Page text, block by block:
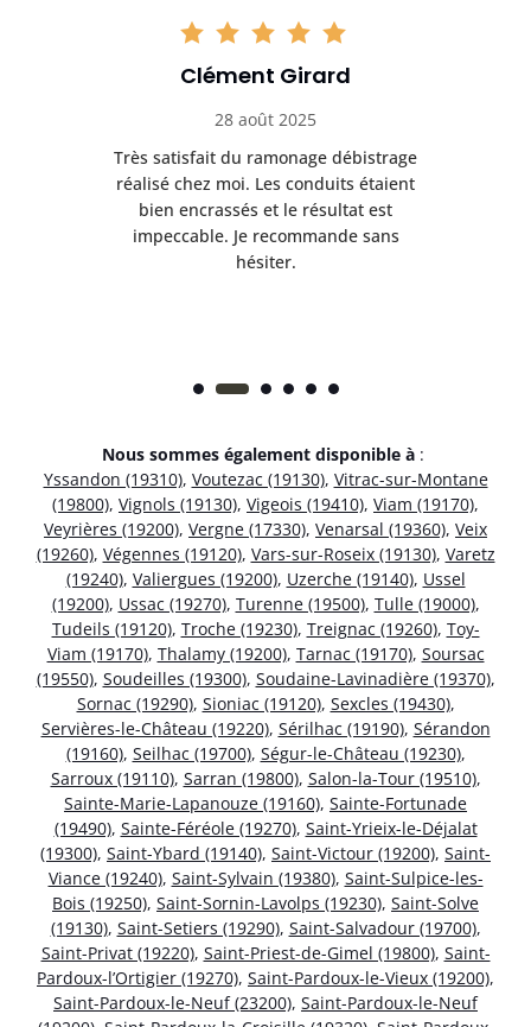
Clément Girard
28 août 2025
Très satisfait du ramonage débistrage
réalisé chez moi. Les conduits étaient
bien encrassés et le résultat est
impeccable. Je recommande sans
hésiter.
Nous sommes également disponible à :
Yssandon (19310), Voutezac (19130), Vitrac-sur-Montane
(19800), Vignols (19130), Vigeois (19410), Viam (19170),
Veyrières (19200), Vergne (17330), Venarsal (19360), Veix
(19260), Végennes (19120), Vars-sur-Roseix (19130), Varetz
(19240), Valiergues (19200), Uzerche (19140), Ussel
(19200), Ussac (19270), Turenne (19500), Tulle (19000),
Tudeils (19120), Troche (19230), Treignac (19260), Toy-
Viam (19170), Thalamy (19200), Tarnac (19170), Soursac
(19550), Soudeilles (19300), Soudaine-Lavinadière (19370),
Sornac (19290), Sioniac (19120), Sexcles (19430),
Servières-le-Château (19220), Sérilhac (19190), Sérandon
(19160), Seilhac (19700), Ségur-le-Château (19230),
Sarroux (19110), Sarran (19800), Salon-la-Tour (19510),
Sainte-Marie-Lapanouze (19160), Sainte-Fortunade
(19490), Sainte-Féréole (19270), Saint-Yrieix-le-Déjalat
(19300), Saint-Ybard (19140), Saint-Victour (19200), Saint-
Viance (19240), Saint-Sylvain (19380), Saint-Sulpice-les-
Bois (19250), Saint-Sornin-Lavolps (19230), Saint-Solve
(19130), Saint-Setiers (19290), Saint-Salvadour (19700),
Saint-Privat (19220), Saint-Priest-de-Gimel (19800), Saint-
Pardoux-l’Ortigier (19270), Saint-Pardoux-le-Vieux (19200),
Saint-Pardoux-le-Neuf (23200), Saint-Pardoux-le-Neuf